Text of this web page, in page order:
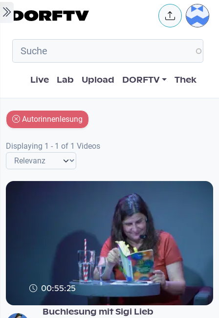
Skip to main content User
Hauptnavigation
Live Lab Upload DORFTV Thek
Autorinnenlesung
Displaying 1 - 1 of 1 Videos
00:55:25
Buchlesung mit Sigi Lieb